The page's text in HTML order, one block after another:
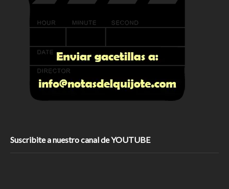
Suscribite a nuestro canal de YOUTUBE